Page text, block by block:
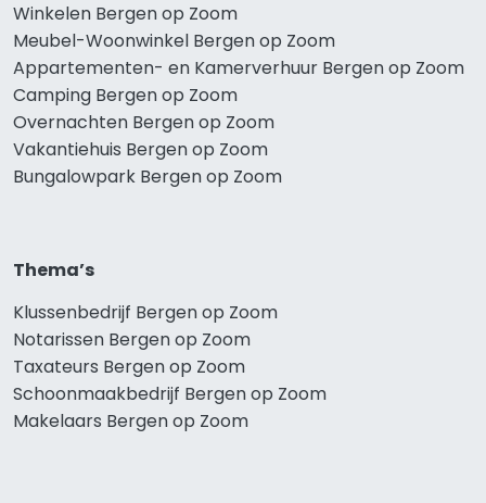
Winkelen Bergen op Zoom
Meubel-Woonwinkel Bergen op Zoom
Appartementen- en Kamerverhuur Bergen op Zoom
Camping Bergen op Zoom
Overnachten Bergen op Zoom
Vakantiehuis Bergen op Zoom
Bungalowpark Bergen op Zoom
Thema’s
Klussenbedrijf Bergen op Zoom
Notarissen Bergen op Zoom
Taxateurs Bergen op Zoom
Schoonmaakbedrijf Bergen op Zoom
Makelaars Bergen op Zoom